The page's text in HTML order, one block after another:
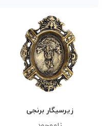
زیرسیگار برنجی